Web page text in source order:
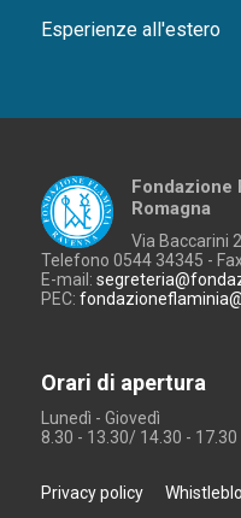
Esperienze all'estero
Fondazione
Romagna
Via Baccarini
Telefono 0544 34345 -
E-mail:
PEC:
Orari di apertura
Lunedì - Giovedì
8.30 - 13.30/ 14.30 - 17.30
Privacy policy